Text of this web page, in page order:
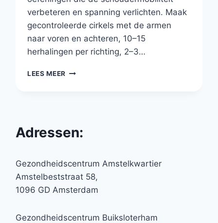
verbeteren en spanning verlichten. Maak
gecontroleerde cirkels met de armen
naar voren en achteren, 10–15
herhalingen per richting, 2–3…
LEES MEER ARM
Adressen:
Gezondheidscentrum Amstelkwartier
Amstelbeststraat 58,
1096 GD Amsterdam
Gezondheidscentrum Buiksloterham